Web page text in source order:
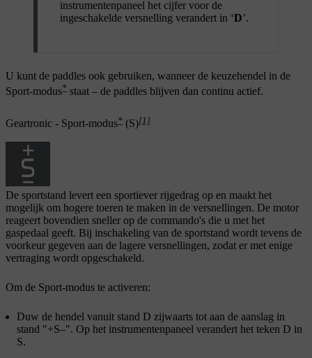
instrumentenpaneel het cijfer voor de
ingeschakelde versnelling verandert in ‘D’.
U kunt de paddles ook gebruiken, wanneer de keuzehendel in de
Sport-modus* staat – de paddles blijven dan continu actief.
Geartronic - Sport-modus* (S)[1]
De sportstand levert een sportiever rijgedrag op en maakt het
mogelijk om hogere toeren te maken in de versnellingen. De motor
reageert bovendien sneller op de commando's die u met het
gaspedaal geeft. Bij inschakeling van de sportstand wordt tevens de
voorkeur gegeven aan de lagere versnellingen, zodat er met enige
vertraging wordt opgeschakeld.
Om de Sport-modus te activeren:
Duw de hendel vanuit stand D zijwaarts tot aan de aanslag in
stand "+S–". Op het instrumentenpaneel verandert het teken D in
S.